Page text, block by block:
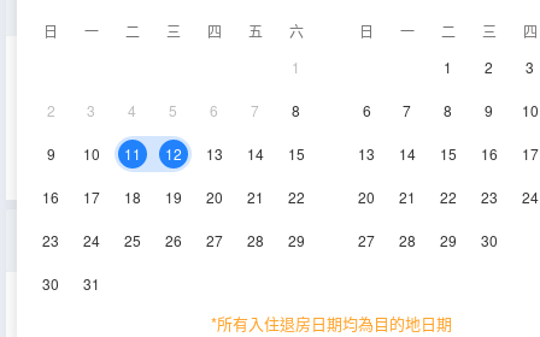
日 一 二 三 四 五
六
1
2 3 4 5 6 7 8
9 10 11 12 13 14 15
16 17 18 19 20 21 22
23 24 25 26 27 28 29
30 31
日 一 二 三
四
1
2 3
6 7 8 9 10
13 14 15 16 17
20 21 22 23 24
27 28 29 30
*所有入住退房日期均為目的地日期
空調
葡京人高級豪華雙床房
70㎡ 4-10層 空調